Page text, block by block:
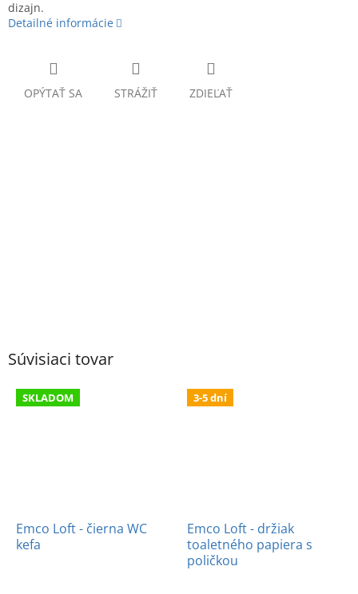
dizajn.
Detailné informácie
OPÝTAŤ SA STRÁŽIŤ ZDIEĽAŤ
Súvisiaci tovar
SKLADOM
Emco Loft - čierna WC
kefa
3-5 dní
Emco Loft - držiak
toaletného papiera s
poličkou